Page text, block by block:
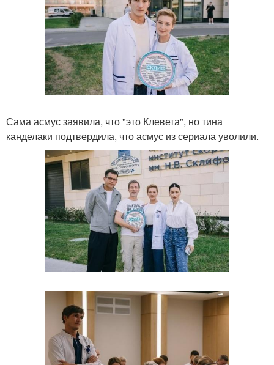
Сама асмус заявила, что "это Клевета", но тина
канделаки подтвердила, что асмус из сериала уволили.